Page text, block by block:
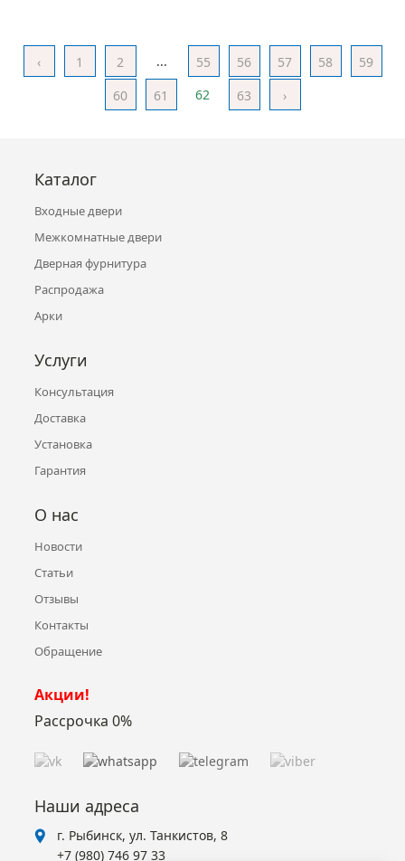
‹ 1 2 ... 55 56 57 58
59
60
61 62 63 ›
Наши адреса
г. Рыбинск, ул. Танкистов, 8
+7 (980) 746 97 33
Каталог
Входные двери
Межкомнатные двери
Дверная фурнитура
Распродажа
Арки
Услуги
Консультация
Доставка
Установка
Гарантия
О нас
Новости
Статьи
Отзывы
Контакты
Обращение
Акции!
Рассрочка 0%